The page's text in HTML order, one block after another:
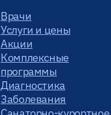
Врачи
Услуги и цены
Акции
Комплексные
программы
Диагностика
Заболевания